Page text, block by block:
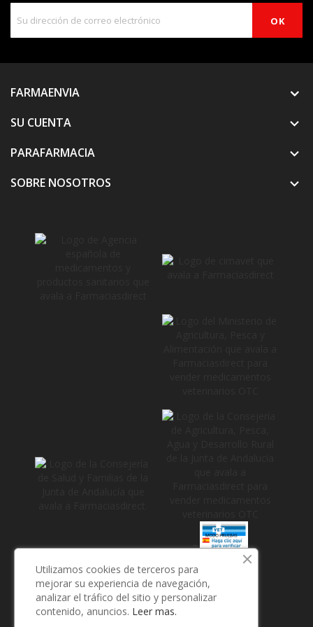
FARMAENVIA
SU CUENTA

PARAFARMACIA 
SOBRE NOSOTROS 
Utilizamos cookies de terceros para
mejorar su experiencia de navegación,
analizar el tráfico del sitio y personalizar
contenido, anuncios. Leer mas.